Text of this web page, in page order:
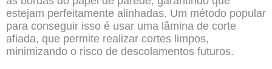
estejam perfeitamente alinhadas. Um método popular
para conseguir isso é usar uma lâmina de corte
afiada, que permite realizar cortes limpos,
minimizando o risco de descolamentos futuros.